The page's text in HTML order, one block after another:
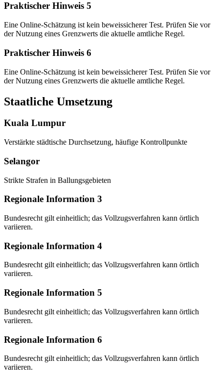
Praktischer Hinweis 5
Eine Online-Schätzung ist kein beweissicherer Test. Prüfen Sie vor
der Nutzung eines Grenzwerts die aktuelle amtliche Regel.
Praktischer Hinweis 6
Eine Online-Schätzung ist kein beweissicherer Test. Prüfen Sie vor
der Nutzung eines Grenzwerts die aktuelle amtliche Regel.
Staatliche Umsetzung
Kuala Lumpur
Verstärkte städtische Durchsetzung, häufige Kontrollpunkte
Selangor
Strikte Strafen in Ballungsgebieten
Regionale Information 3
Bundesrecht gilt einheitlich; das Vollzugsverfahren kann örtlich
variieren.
Regionale Information 4
Bundesrecht gilt einheitlich; das Vollzugsverfahren kann örtlich
variieren.
Regionale Information 5
Bundesrecht gilt einheitlich; das Vollzugsverfahren kann örtlich
variieren.
Regionale Information 6
Bundesrecht gilt einheitlich; das Vollzugsverfahren kann örtlich
variieren.